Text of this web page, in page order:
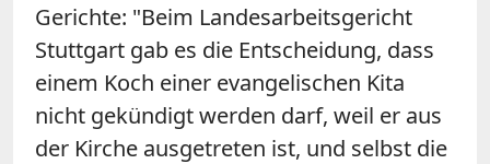
Gerichte: "Beim Landesarbeitsgericht
Stuttgart gab es die Entscheidung, dass
einem Koch einer evangelischen Kita
nicht gekündigt werden darf, weil er aus
der Kirche ausgetreten ist, und selbst die